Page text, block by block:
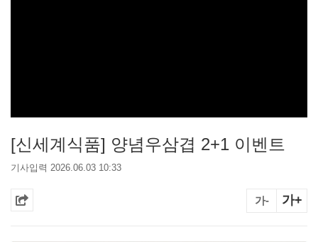
[신세계식품] 양념우삼겹 2+1 이벤트
기사입력 2026.06.03 10:33
가- 가+